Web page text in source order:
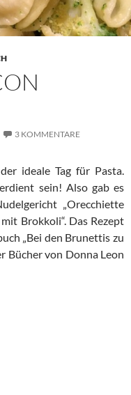
3 KOMMENTARE
ideale Tag für Pasta.
sein! Also gab es
„Orecchiette
Brokkoli“. Das Rezept
„Bei den Brunettis zu
Bücher von Donna Leon